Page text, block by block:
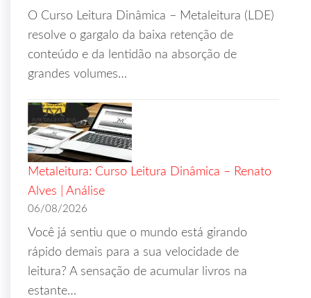
O Curso Leitura Dinâmica – Metaleitura (LDE)
resolve o gargalo da baixa retenção de
conteúdo e da lentidão na absorção de
grandes volumes…
Metaleitura: Curso Leitura Dinâmica – Renato
Alves | Análise
06/08/2026
Você já sentiu que o mundo está girando
rápido demais para a sua velocidade de
leitura? A sensação de acumular livros na
estante…